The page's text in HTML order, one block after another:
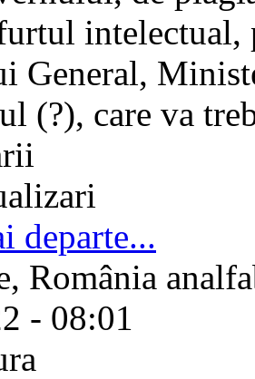
General,
(?), care va
departe...
România
- 08:01